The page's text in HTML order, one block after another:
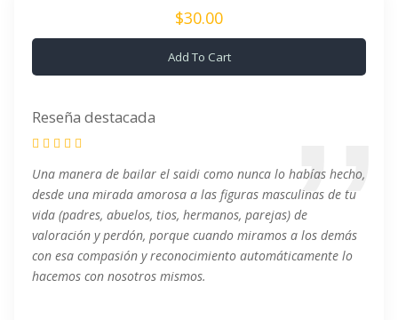
$30.00
Add To Cart
Reseña destacada
Una manera de bailar el saidi como nunca lo habías hecho,
desde una mirada amorosa a las figuras masculinas de tu
vida (padres, abuelos, tios, hermanos, parejas) de
valoración y perdón, porque cuando miramos a los demás
con esa compasión y reconocimiento automáticamente lo
hacemos con nosotros mismos.